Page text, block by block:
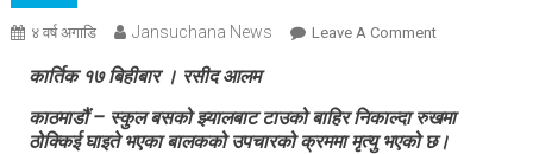
४ वर्ष अगाडि Jansuchana News Leave A CommentOn
झ्यालबाट
टाउको
कार्तिक १७ बिहीबार । रसीद आलम
काठमाडौं – स्कुल बसको झ्यालबाट टाउको बाहिर निकाल्दा रुखमा
ठोक्किई घाइते भएका बालकको उपचारको क्रममा मृत्यु भएको छ।